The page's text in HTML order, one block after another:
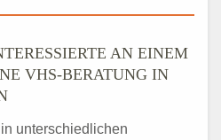
AN EINEM
VHS-BERATUNG IN
unterschiedlichen